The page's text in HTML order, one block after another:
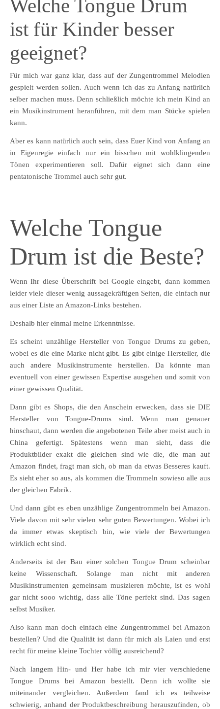
Welche Tongue Drum
ist für Kinder besser
geeignet?
Für mich war ganz klar, dass auf der Zungentrommel Melodien
gespielt werden sollen. Auch wenn ich das zu Anfang natürlich
selber machen muss. Denn schließlich möchte ich mein Kind an
ein Musikinstrument heranführen, mit dem man Stücke spielen
kann.
Aber es kann natürlich auch sein, dass Euer Kind von Anfang an
in Eigenregie einfach nur ein bisschen mit wohlklingenden
Tönen experimentieren soll. Dafür eignet sich dann eine
pentatonische Trommel auch sehr gut.
Welche Tongue
Drum ist die Beste?
Wenn Ihr diese Überschrift bei Google eingebt, dann kommen
leider viele dieser wenig aussagekräftigen Seiten, die einfach nur
aus einer Liste an Amazon-Links bestehen.
Deshalb hier einmal meine Erkenntnisse.
Es scheint unzählige Hersteller von Tongue Drums zu geben,
wobei es die eine Marke nicht gibt. Es gibt einige Hersteller, die
auch andere Musikinstrumente herstellen. Da könnte man
eventuell von einer gewissen Expertise ausgehen und somit von
einer gewissen Qualität.
Dann gibt es Shops, die den Anschein erwecken, dass sie DIE
Hersteller von Tongue-Drums sind. Wenn man genauer
hinschaut, dann werden die angebotenen Teile aber meist auch in
China gefertigt. Spätestens wenn man sieht, dass die
Produktbilder exakt die gleichen sind wie die, die man auf
Amazon findet, fragt man sich, ob man da etwas Besseres kauft.
Es sieht eher so aus, als kommen die Trommeln sowieso alle aus
der gleichen Fabrik.
Und dann gibt es eben unzählige Zungentrommeln bei Amazon.
Viele davon mit sehr vielen sehr guten Bewertungen. Wobei ich
da immer etwas skeptisch bin, wie viele der Bewertungen
wirklich echt sind.
Anderseits ist der Bau einer solchen Tongue Drum scheinbar
keine Wissenschaft. Solange man nicht mit anderen
Musikinstrumenten gemeinsam musizieren möchte, ist es wohl
gar nicht sooo wichtig, dass alle Töne perfekt sind. Das sagen
selbst Musiker.
Also kann man doch einfach eine Zungentrommel bei Amazon
bestellen? Und die Qualität ist dann für mich als Laien und erst
recht für meine kleine Tochter völlig ausreichend?
Nach langem Hin- und Her habe ich mir vier verschiedene
Tongue Drums bei Amazon bestellt. Denn ich wollte sie
miteinander vergleichen. Außerdem fand ich es teilweise
schwierig, anhand der Produktbeschreibung herauszufinden, ob